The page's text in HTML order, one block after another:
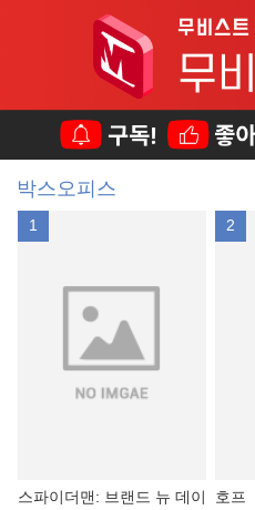
박스오피스
1
스파이더맨: 브랜드 뉴 데이
2
호프